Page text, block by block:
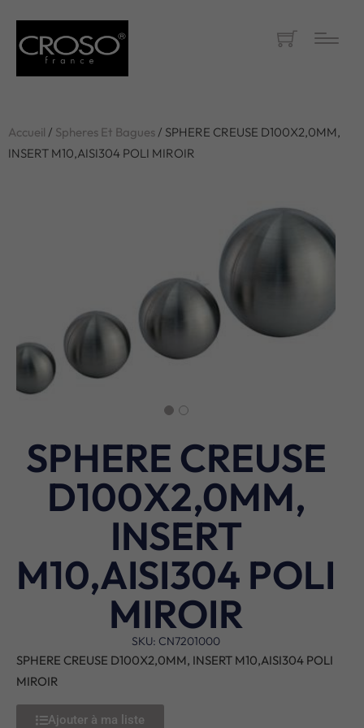
Accueil / Spheres Et Bagues/ SPHERE CREUSE D100X2,0MM,
INSERT M10,AISI304 POLI MIROIR
SPHERE CREUSE
D100X2,0MM,
INSERT
M10,AISI304 POLI
MIROIR
SKU: CN7201000
SPHERE CREUSE D100X2,0MM, INSERT M10,AISI304 POLI
MIROIR
Ajouter à ma liste